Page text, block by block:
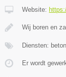
Website:
Wij boren en
Diensten:
Er wordt